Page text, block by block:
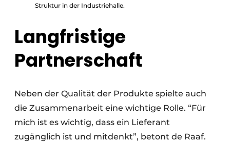
Struktur in der Industriehalle.
Langfristige
Partnerschaft
Neben der Qualität der Produkte spielte auch
die Zusammenarbeit eine wichtige Rolle. “Für
mich ist es wichtig, dass ein Lieferant
zugänglich ist und mitdenkt”, betont de Raaf.